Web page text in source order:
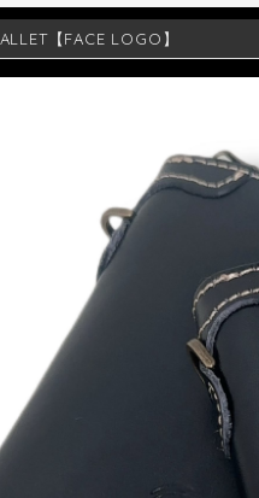
【FACE LOGO】